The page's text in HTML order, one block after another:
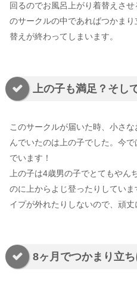
回るのでお風呂上がり着替えさ
のサークルの中であればつかま
替えが終わってしまいます。
上の子も満足？そし
このサークルが届いた時、小さ
んでいたのは上の子でした。今
でいます！
上の子は4歳男の子でとてもやん
のに上からよじ登ったりしてい
イプが外れたりしないので、頑丈
8ヶ月でつかまり立ち